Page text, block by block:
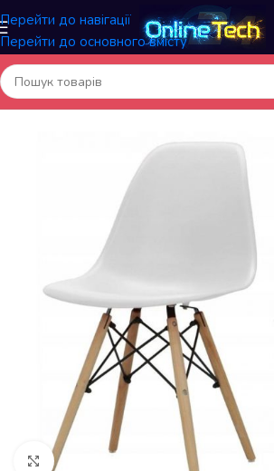
Перейти до навігації
Перейти до основного вмісту
Головна/Меблі та інтер'єр/Стільці для кухні
Натисніть, щоб збільшити